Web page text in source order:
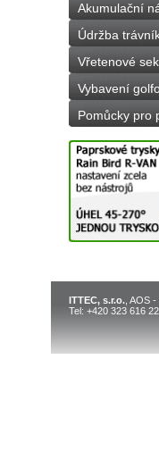
Akumulační
Údržba
Vřetenové
Vybavení
Pomůcky pro
ITTEC, s.r.o. , AOS
Tel: +420 323 616